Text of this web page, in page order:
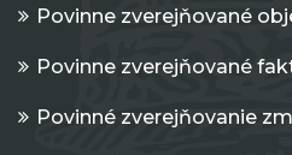
Povinne zverejňované
Povinne zverejňované
Povinné zverejňovanie